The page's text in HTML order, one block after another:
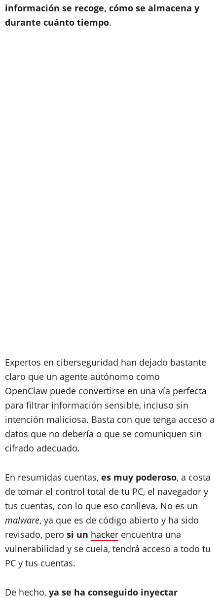
información se recoge, cómo se almacena y
durante cuánto tiempo.
Expertos en ciberseguridad han dejado bastante
claro que un agente autónomo como
OpenClaw puede convertirse en una vía perfecta
para filtrar información sensible, incluso sin
intención maliciosa. Basta con que tenga acceso a
datos que no debería o que se comuniquen sin
cifrado adecuado.
En resumidas cuentas, es muy poderoso, a costa
de tomar el control total de tu PC, el navegador y
tus cuentas, con lo que eso conlleva. No es un
malware, ya que es de código abierto y ha sido
revisado, pero si un hacker encuentra una
vulnerabilidad y se cuela, tendrá acceso a todo tu
PC y tus cuentas.
De hecho, ya se ha conseguido inyectar